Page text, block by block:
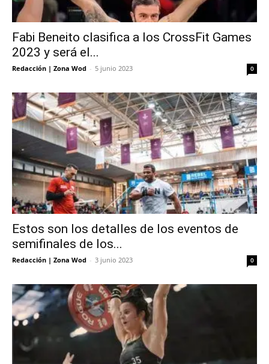
Fabi Beneito clasifica a los CrossFit Games
2023 y será el...
Redacción | Zona Wod - 5 junio 2023 0
Estos son los detalles de los eventos de
semifinales de los...
Redacción | Zona Wod - 3 junio 2023 0